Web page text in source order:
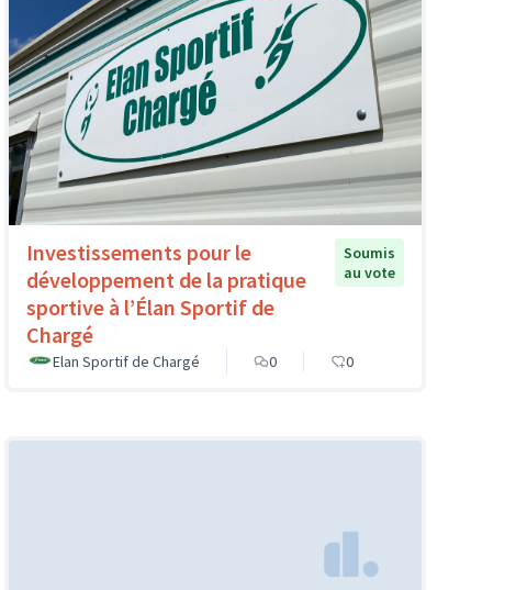
Investissements pour le
développement de la pratique
sportive à l’Élan Sportif de
Chargé
Soumis
au vote
Elan Sportif de Chargé 0 0